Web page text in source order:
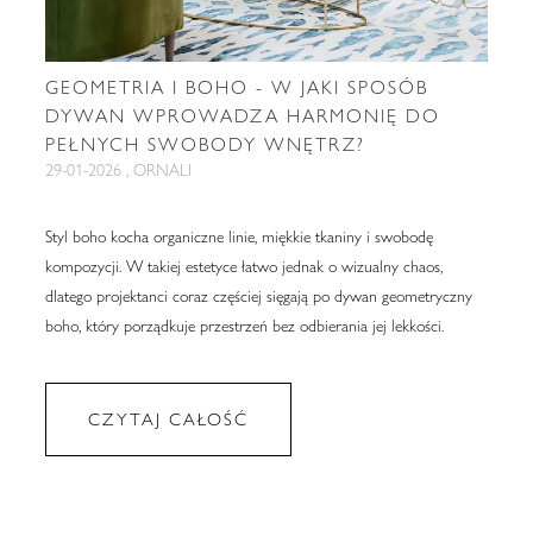
GEOMETRIA I BOHO - W JAKI SPOSÓB
DYWAN WPROWADZA HARMONIĘ DO
PEŁNYCH SWOBODY WNĘTRZ?
29-01-2026 , ORNALI
Styl boho kocha organiczne linie, miękkie tkaniny i swobodę
kompozycji. W takiej estetyce łatwo jednak o wizualny chaos,
dlatego projektanci coraz częściej sięgają po dywan geometryczny
boho, który porządkuje przestrzeń bez odbierania jej lekkości.
CZYTAJ CAŁOŚĆ